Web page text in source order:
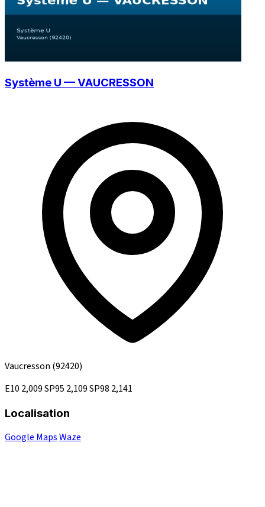
Système U — VAUCRESSON
Vaucresson (92420)
E10 2,009SP95 2,109SP98 2,141
Localisation
Google MapsWaze